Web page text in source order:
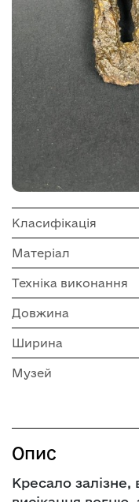
Класифікація
Матеріал
Техніка виконання
Довжина
Ширина
Музей
Опис
Кресало залізне,